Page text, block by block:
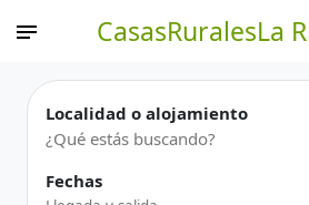
CasasRuralesLa
Localidad o alojamiento
Fechas